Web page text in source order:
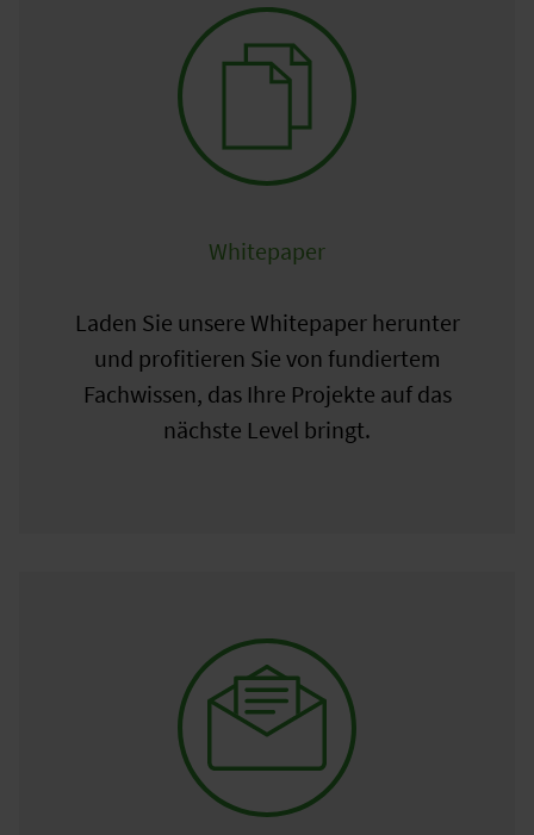
Whitepaper
Laden Sie unsere Whitepaper herunter
und profitieren Sie von fundiertem
Fachwissen, das Ihre Projekte auf das
nächste Level bringt.